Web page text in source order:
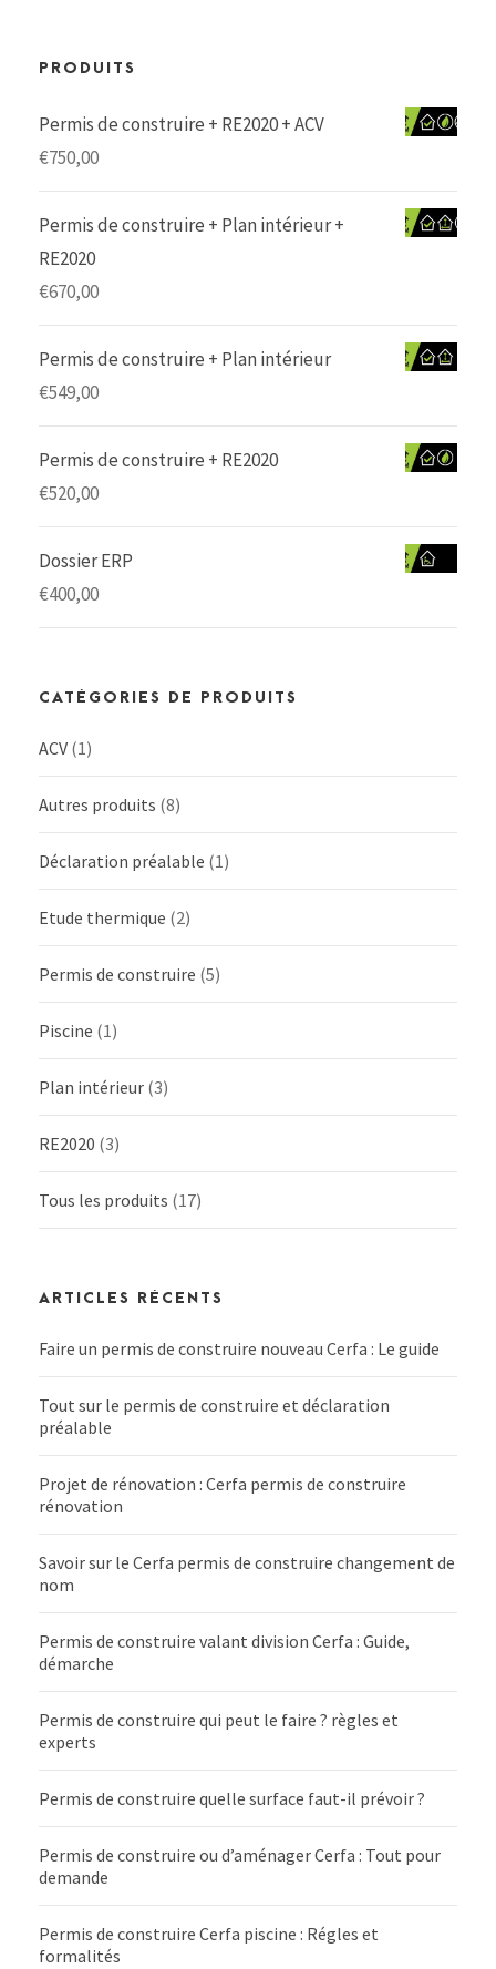
PRODUITS
Permis de construire + RE2020 + ACV
€750,00
Permis de construire + Plan intérieur +
RE2020
€670,00
Permis de construire + Plan intérieur
€549,00
Permis de construire + RE2020
€520,00
Dossier ERP
€400,00
CATÉGORIES DE PRODUITS
ACV (1)
Autres produits (8)
Déclaration préalable (1)
Etude thermique (2)
Permis de construire (5)
Piscine (1)
Plan intérieur (3)
RE2020 (3)
Tous les produits (17)
ARTICLES RÉCENTS
Faire un permis de construire nouveau Cerfa : Le guide
Tout sur le permis de construire et déclaration
préalable
Projet de rénovation : Cerfa permis de construire
rénovation
Savoir sur le Cerfa permis de construire changement de
nom
Permis de construire valant division Cerfa : Guide,
démarche
Permis de construire qui peut le faire ? règles et
experts
Permis de construire quelle surface faut-il prévoir ?
Permis de construire ou d’aménager Cerfa : Tout pour
demande
Permis de construire Cerfa piscine : Régles et
formalités